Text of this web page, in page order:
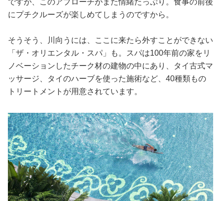
ですが、このアプローチがまた情緒たっぷり。食事の前後
にプチクルーズが楽しめてしまうのですから。
そうそう、川向うには、ここに来たら外すことができない
「ザ・オリエンタル・スパ」も。スパは100年前の家をリ
ノベーションしたチーク材の建物の中にあり、タイ古式マ
ッサージ、タイのハーブを使った施術など、40種類もの
トリートメントが用意されています。